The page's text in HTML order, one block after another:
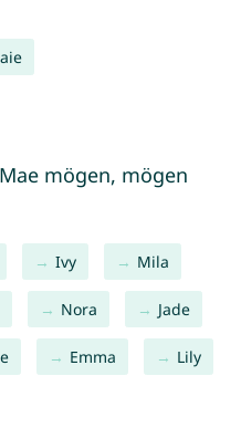
mögen, mögen
Ivy Mila
Nora Jade
Emma Lily